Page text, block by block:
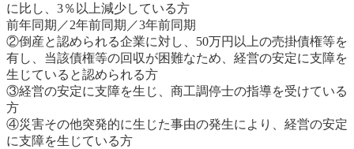
に比し、3％以上減少している方
前年同期／2年前同期／3年前同期
②倒産と認められる企業に対し、50万円以上の売掛債権等を
有し、当該債権等の回収が困難なため、経営の安定に支障を
生じていると認められる方
③経営の安定に支障を生じ、商工調停士の指導を受けている
方
④災害その他突発的に生じた事由の発生により、経営の安定
に支障を生じている方